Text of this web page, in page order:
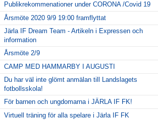
Publikrekommenationer under CORONA /Covid 19
Årsmöte 2020 9/9 19:00 framflyttat
Järla IF Dream Team - Artikeln i Expressen och
information
Årsmöte 2/9
CAMP MED HAMMARBY I AUGUSTI
Du har väl inte glömt anmälan till Landslagets
fotbollsskola!
För barnen och ungdomarna i JÄRLA IF FK!
Virtuell träning för alla spelare i Järla IF FK